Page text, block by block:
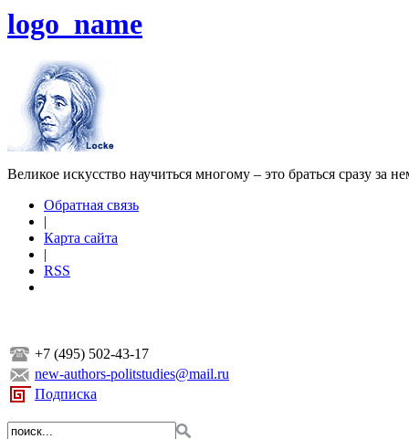
logo_name
Великое искусство научиться многому – это браться сразу за
Обратная связь
|
Карта сайта
|
RSS
+7 (495) 502-43-17
new-authors-politstudies@mail.ru
Подписка